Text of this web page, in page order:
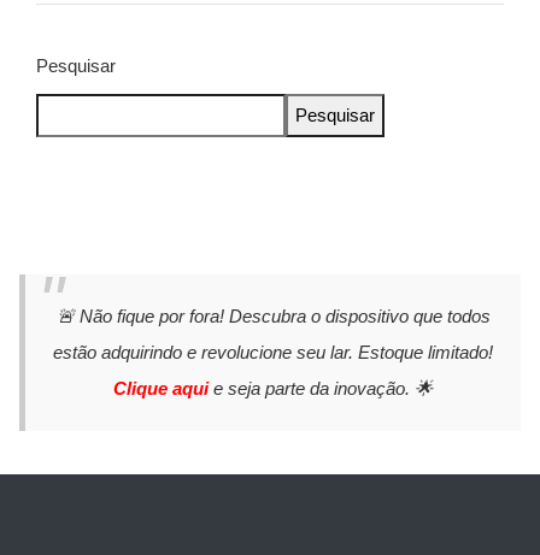
Pesquisar
Pesquisar
🚨 Não fique por fora! Descubra o dispositivo que todos
estão adquirindo e revolucione seu lar. Estoque limitado!
Clique aquie seja parte da inovação. 🌟